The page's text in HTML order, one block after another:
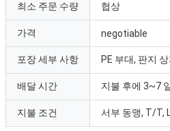
최소 주문 수량 협상
가격 negotiable
포장 세부 사항 PE 부대, 판지
배달 시간 지불 후에 3~7
지불 조건 서부 동맹, T/T,